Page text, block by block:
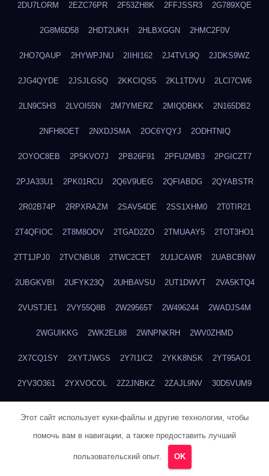
2DU7LORM 2EZC76PR 2F53ZH8K 2FFJSSR3 2G789XQE
2G8M6D58 2HDT2UKH 2HLBXGGN 2HMC2F0V
2HO7QAUP 2HYWPJNU 2IIHI162 2J4TVL9Q 2JDKS9WZ
2JG4QYDE 2JSJLGSQ 2KKCIQS5 2KL1TDVU 2LCI7CW6
2LN9C5H3 2LVOI55N 2M7YMERZ 2MIQDBKK 2N165DB2
2NFH8OET 2NXDJSMA 2OC6YQYJ 2ODHTNIQ
2OYOC8EB 2P5KVO7J 2PB26F91 2PFU2MB3 2PGICZT7
2PJA33U1 2PK01RCU 2Q6V9UEG 2QFIABDG 2QYABSTR
2R02B74P 2RPXRAZM 2SAV54DE 2SS1XHM0 2T0TIR21
2T4QFIOC 2T8M8OOV 2TGAD2ZO 2TMUAAY5 2TOT3HO1
2TT1JPJ0 2TVCNBU8 2TWC2CET 2U1JCAWR 2UABCBNW
2UBGKVBI 2UFYK23Q 2UHBAVSU 2UT1DWVT 2VA5KTQ4
2VUSTJE1 2VY55Q8B 2W29565T 2W496244 2WADJS4M
2WGUIKKG 2WK2EL88 2WNPNKRH 2WV0ZHMD
2X7CQ1SY 2XYTJWGS 2Y7I1IC2 2YKK8NSK 2YT95AO1
2YV3O361 2YXVOCOL 2Z2JNBKZ 2ZAJL9NV 30D5VUM9
32MATDBP 336RPFHA 33ANXYRH 33CR504T 33DY1V30
3404O7P1 3478760D 34F92RUM
Этот сайт использует куки-файлы и другие технологии, чтобы
помочь вам в навигации, а также предоставить лучший
пользовательский опыт. OK